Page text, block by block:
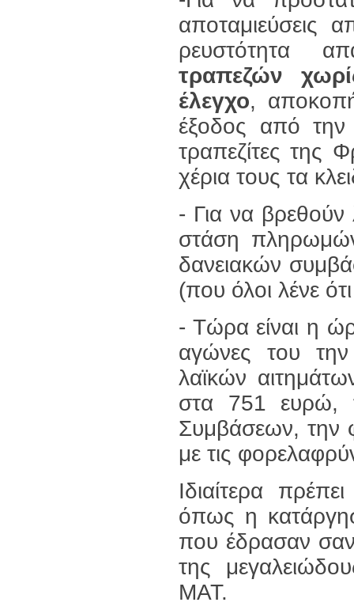
αποταμιεύσεις
ρευστότητα
τραπεζών
έλεγχο,
έξοδος από
τραπεζίτες της
χέρια τους τα
- Για να βρεθούν
στάση
δανειακών
(που όλοι λένε
- Τώρα είναι η
αγώνες του
λαϊκών
στα 751 ευρώ,
Συμβάσεων, την
με τις
Ιδιαίτερα
όπως η
που έδρασαν
της
ΜΑΤ.